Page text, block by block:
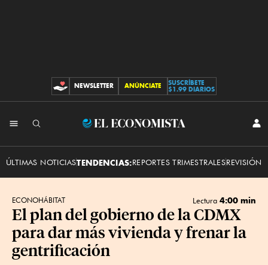
CONTRIBUCIONES
NEWSLETTER ANÚNCIATE
SUSCRÍBETE
$1.99 DIARIOS
El
ÚLTIMAS NOTICIASTENDENCIAS:REPORTES TRIMESTRALESREVISIÓN
ECONOHÁBITAT Lectura 4:00 min
El plan del gobierno de la CDMX
para dar más vivienda y frenar la
gentrificación